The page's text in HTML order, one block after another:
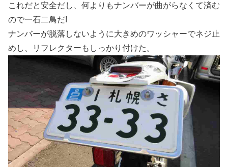
これだと安全だし、何よりもナンバーが曲がらなくて済む
ので一石二鳥だ!
ナンバーが脱落しないように大きめのワッシャーでネジ止
めし、リフレクターもしっかり付けた。